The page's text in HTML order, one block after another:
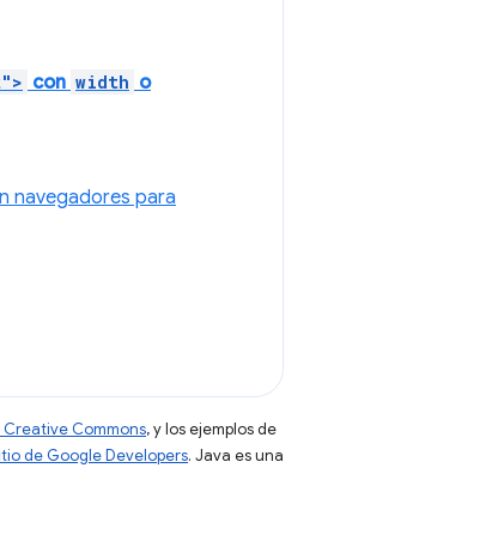
con width o
navegadores para
Commons, y los ejemplos de
de Google Developers. Java es una